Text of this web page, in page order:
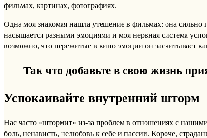
фильмах, картинах, фотографиях.
Одна моя знакомая нашла утешение в фильмах: она сильно
насыщается разными эмоциями и моя нервная система
возможно, что пережитые в кино эмоции он засчитывает
Так что добавьте в свою жизнь
Успокаивайте внутренний шторм
Нас часто «штормит» из-за проблем в отношениях с
боль, ненависть, нелюбовь к себе и пассии. Короче,